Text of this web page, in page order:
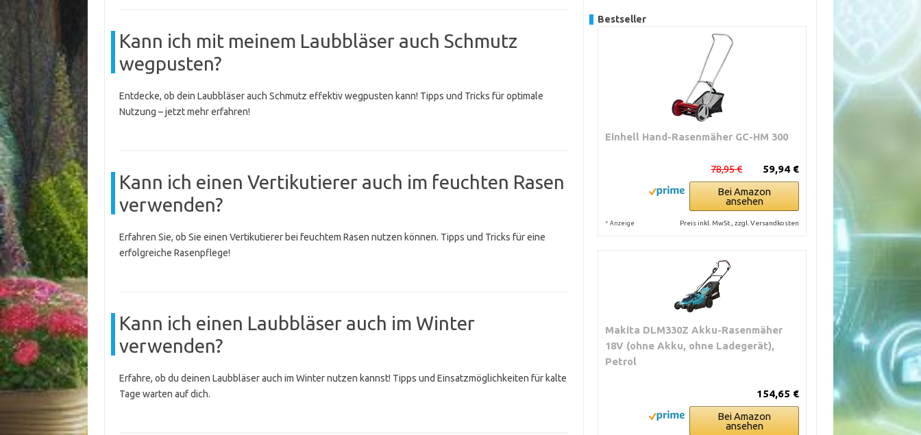
Kann ich mit meinem Laubbläser auch Schmutz
wegpusten?
Entdecke, ob dein Laubbläser auch Schmutz effektiv wegpusten kann! Tipps und Tricks für optimale
Nutzung – jetzt mehr erfahren!
Kann ich einen Vertikutierer auch im feuchten Rasen
verwenden?
Erfahren Sie, ob Sie einen Vertikutierer bei feuchtem Rasen nutzen können. Tipps und Tricks für eine
erfolgreiche Rasenpflege!
Kann ich einen Laubbläser auch im Winter
verwenden?
Erfahre, ob du deinen Laubbläser auch im Winter nutzen kannst! Tipps und Einsatzmöglichkeiten für kalte
Tage warten auf dich.
Bestseller
Einhell Hand-Rasenmäher GC-HM 300
59,94 €
78,95 €
Bei Amazon
ansehen
* Anzeige Preis inkl. MwSt., zzgl. Versandkosten
Makita DLM330Z Akku-Rasenmäher
18V (ohne Akku, ohne Ladegerät),
Petrol
154,65 €
Bei Amazon
ansehen